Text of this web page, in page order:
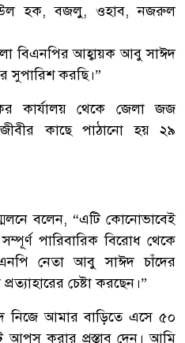
হক, বজলু, ওহাব, নজরুল
বিএনপির আহ্বায়ক আবু সাঈদ
সুপারিশ করছি।”
কার্যালয় থেকে জেলা জজ
কাছে পাঠানো হয় ২৯
বলেন, “এটি কোনোভাবেই
পারিবারিক বিরোধ থেকে
নেতা আবু সাঈদ চাঁদের
চেষ্টা করছেন।”
নিজে আমার বাড়িতে এসে ৫০
আপস করার প্রস্তাব দেন। আমি